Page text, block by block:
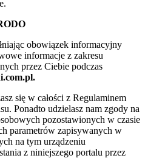
obowiązek informacyjny
informacje z zakresu
przez Ciebie podczas
się w całości z Regulaminem
Ponadto udzielasz nam zgody na
pozostawionych w czasie
parametrów zapisywanych w
na tym urządzeniu
z niniejszego portalu przez